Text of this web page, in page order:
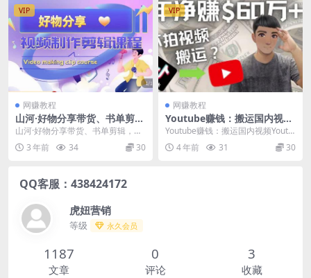
VIP
网赚教程
山河·好物分享带货、书单剪
辑，帮您做好短视频，提高剪
山河·好物分享带货、书单剪辑，帮
您做好短视频，提高剪辑技巧 适用
人群： 1、适用...
3 年前 34 30
VIP
网赚教程
Youtube赚钱：搬运国内视频
Youtube赚钱$60万+（实操教
Youtube赚钱：搬运国内视频Youtu
be赚钱$60万+（实操教程） 只需
要...4 年前 31 30
QQ客服：438424172
虎妞营销
等级 永久会员
1187
文章
0
评论
3
收藏